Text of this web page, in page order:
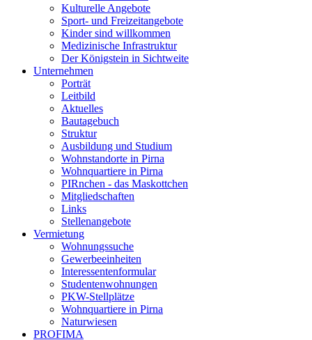
Kulturelle Angebote
Sport- und Freizeitangebote
Kinder sind willkommen
Medizinische Infrastruktur
Der Königstein in Sichtweite
Unternehmen
Porträt
Leitbild
Aktuelles
Bautagebuch
Struktur
Ausbildung und Studium
Wohnstandorte in Pirna
Wohnquartiere in Pirna
PIRnchen - das Maskottchen
Mitgliedschaften
Links
Stellenangebote
Vermietung
Wohnungssuche
Gewerbeeinheiten
Interessentenformular
Studentenwohnungen
PKW-Stellplätze
Wohnquartiere in Pirna
Naturwiesen
PROFIMA